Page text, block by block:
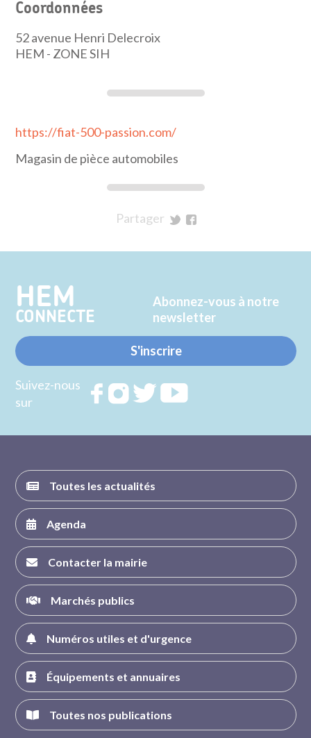
Coordonnées
52 avenue Henri Delecroix
HEM - ZONE SIH
https://fiat-500-passion.com/
Magasin de pièce automobiles
Partager
Twitter
Facebook
HEM
CONNECTE
Abonnez-vous à notre
newsletter
S'inscrire
Suivez-nous
sur
RejoignezRejoignezRejoignez
Toutes les actualités
Agenda
Contacter la mairie
Marchés publics
Numéros utiles et d'urgence
Équipements et annuaires
Toutes nos publications